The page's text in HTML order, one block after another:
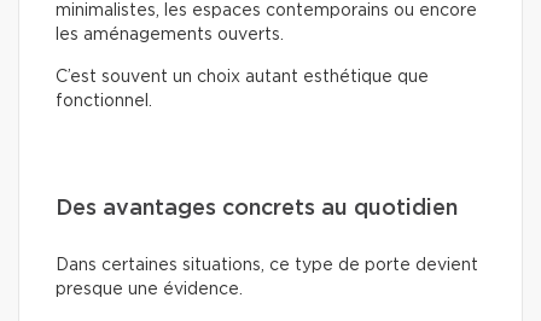
minimalistes, les espaces contemporains ou encore
les aménagements ouverts.
C’est souvent un choix autant esthétique que
fonctionnel.
Des avantages concrets au quotidien
Dans certaines situations, ce type de porte devient
presque une évidence.